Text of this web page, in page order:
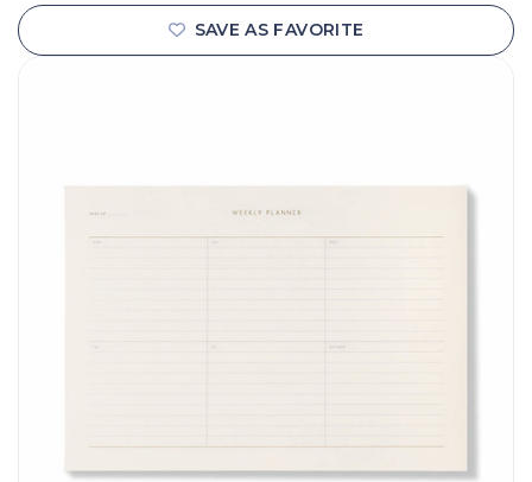
SAVE AS FAVORITE